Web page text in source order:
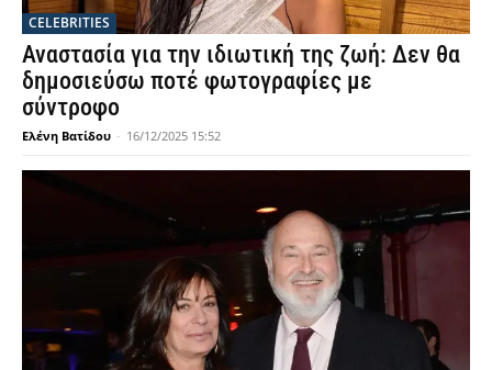
CELEBRITIES
Αναστασία για την ιδιωτική της ζωή: Δεν θα
δημοσιεύσω ποτέ φωτογραφίες με
σύντροφο
Ελένη Βατίδου - 16/12/2025 15:52